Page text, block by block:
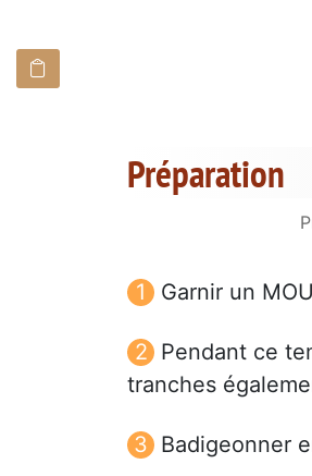
Préparation
Garnir un
Pendant ce
tranches
Badigeonner